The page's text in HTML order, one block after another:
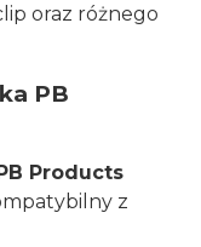
oraz różnego
PB
Products
z